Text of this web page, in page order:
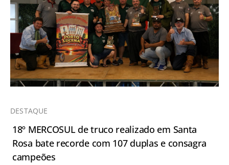
DESTAQUE
18º MERCOSUL de truco realizado em Santa
Rosa bate recorde com 107 duplas e consagra
campeões